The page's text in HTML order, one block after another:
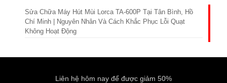
Sửa Chữa Máy Hút Mùi Lorca TA-600P Tại Tân Bình, Hồ
Chí Minh | Nguyên Nhân Và Cách Khắc Phục Lỗi Quạt
Không Hoạt Động
Liên hệ hôm nay để được giảm 50%